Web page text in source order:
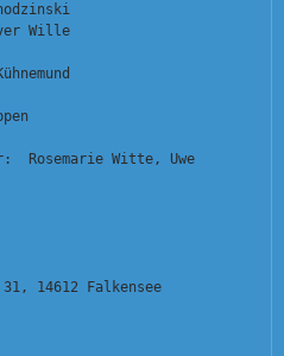
Wille
Rosemarie Witte, Uwe
14612 Falkensee